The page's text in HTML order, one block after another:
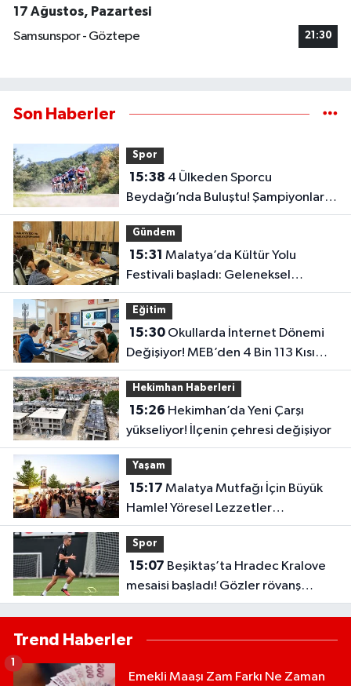
17 Ağustos, Pazartesi
Samsunspor - Göztepe
21:30
Son Haberler
Spor
15:38
Beydağı’nda Buluştu! Şampiyonlar
Belli Oldu
Gündem
15:31
Festivali başladı: Geleneksel
sanatlar yeniden hayat buluyor
Eğitim
15:30Okullarda İnternet Dönemi
Değişiyor! MEB’den 4 Bin 113 Kısım
İçin Büyük İhale
Hekimhan Haberleri
15:26
yükseliyor! İlçenin çehresi değişiyor
Yaşam
15:17
Hamle! Yöresel Lezzetler
Gastronomi Sokağı’nda Buluştu
Spor
15:07
mesaisi başladı! Gözler rövanş
maçında
Trend Haberler
Emekli Maaşı Zam Farkı Ne Zaman
1